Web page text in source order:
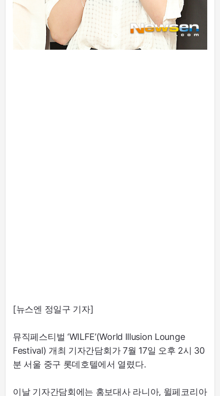
[뉴스엔 정일구 기자]
뮤직페스티벌 ‘WILFE’(World Illusion Lounge
Festival) 개최 기자간담회가 7월 17일 오후 2시 30
분 서울 중구 롯데호텔에서 열렸다.
이날 기자간담회에는 홍보대사 라니아, 윌페코리아